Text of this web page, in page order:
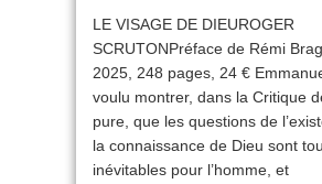
2026
LE VISAGE DE DIEUROGER
SCRUTONPréface de Rémi
2025, 248 pages, 24 €
voulu montrer, dans la Critique
pure, que les questions de
la connaissance de Dieu sont
inévitables pour l’homme, et